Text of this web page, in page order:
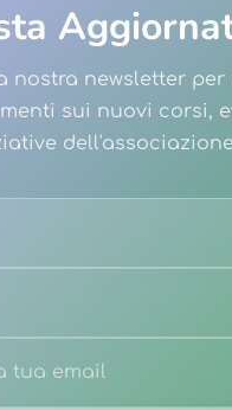
nostra newsletter per
sui nuovi corsi,